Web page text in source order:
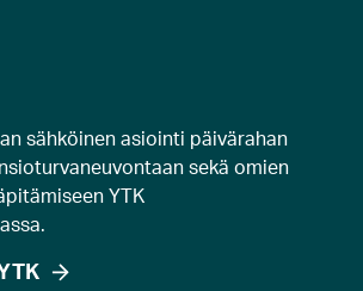
sähköinen asiointi päivärahan
sekä omien
YTK